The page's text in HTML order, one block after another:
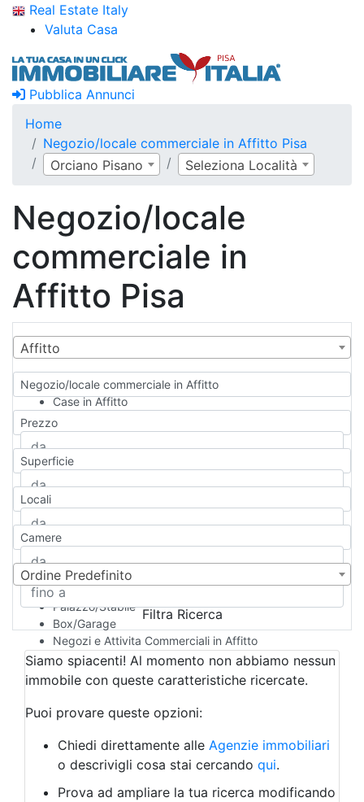
Real Estate Italy
Valuta Casa
Pubblica Annunci
Home
Negozio/locale commerciale in Affitto Pisa
Orciano Pisano
Seleziona Località
Negozio/locale
commerciale in
Affitto Pisa
Affitto
Negozio/locale commerciale in Affitto
Case in Affitto
Qualsiasi
Appartamento
Casa indipendente
Casa Semi-indipendente
Attico/Mansarda
Rustico/Casale
Camera d'Albergo
Multiproprietà
Palazzo/Stabile
Box/Garage
Negozi e Attivita Commerciali in Affitto
Qualsiasi
Attività/Licenza Commerciale
Azienda Agricola
Bar/Ristorante
Albergo
Laboratorio Artigianale
Negozio/locale commerciale
Agriturismo
Prezzo
Superficie
Locali
Camere
Ordine Predefinito
Filtra Ricerca
Siamo spiacenti! Al momento non abbiamo nessun
immobile con queste caratteristiche ricercate.
Puoi provare queste opzioni:
Chiedi direttamente alle Agenzie immobiliari
o descrivigli cosa stai cercando qui.
Prova ad ampliare la tua ricerca modificando